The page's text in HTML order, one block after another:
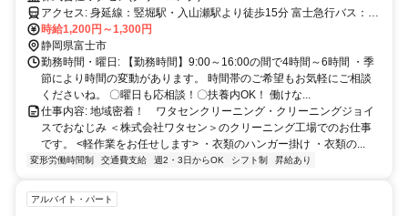
アクセス: 身延線：竪堀駅・入山瀬駅より徒歩15分 富士急行バス：中
桁入口より徒歩5分
時給1,200円～1,300円
静岡県富士市
勤務時間・曜日: 【勤務時間】9:00～16:00の間で4時間～6時間 ・季
節により時間の変動があります。 時間帯のご希望もお気軽にご相談
くださいね。 〇曜日も応相談！〇扶養内OK！ 働けな...
仕事内容: 地域密着！ ワタセンクリーニング・クリーニングジョイ
スでおなじみ ＜株式会社ワタセン＞のクリーニング工場でのお仕事
です。 <軽作業をお任せします> ・衣類のハンガー掛け ・衣類の...
変形労働時間制 交通費支給 週2・3日からOK シフト制 昇給あり
アルバイト・パート